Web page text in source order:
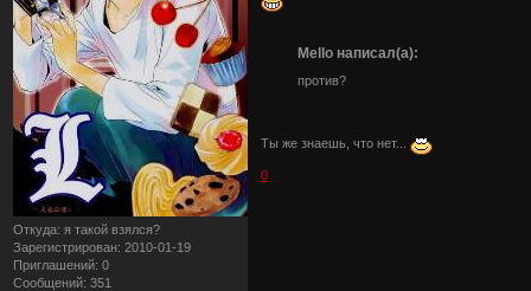
Откуда: я такой взялся?
Зарегистрирован: 2010-01-19
Приглашений: 0
Сообщений: 351
Mello написал(а):
против?
Ты же знаешь, что нет...
0